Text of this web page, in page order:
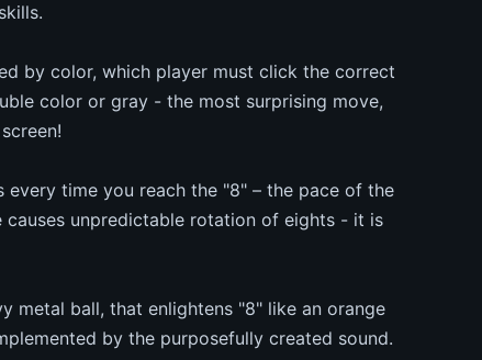
by color, which player must click the correct
color or gray - the most surprising move,
time you reach the "8" – the pace of the
causes unpredictable rotation of eights - it is
metal ball, that enlightens "8" like an orange
by the purposefully created sound.